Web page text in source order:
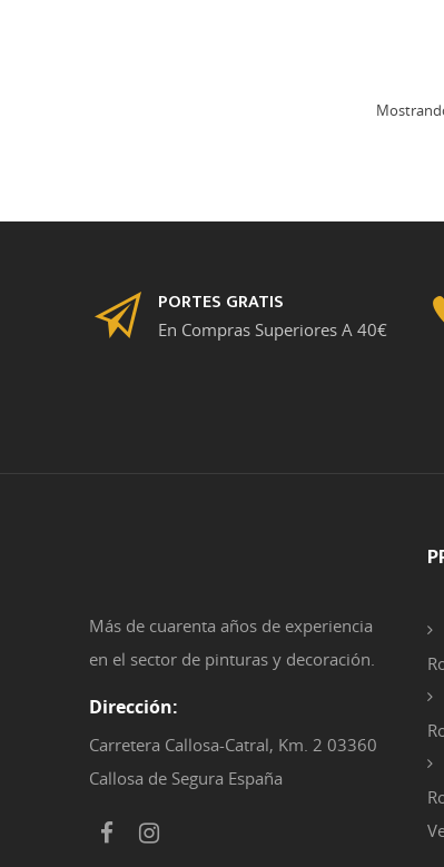
PORTES GRATIS
En Compras Superiores A 40€
Más de cuarenta años de experiencia
en el sector de pinturas y decoración.
Dirección:
Carretera Callosa-Catral, Km. 2 03360
Callosa de Segura España